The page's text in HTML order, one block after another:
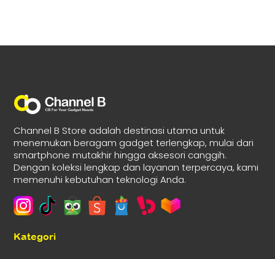
Channel B Store adalah destinasi utama untuk
menemukan beragam gadget terlengkap, mulai dari
smartphone mutakhir hingga aksesori canggih.
Dengan koleksi lengkap dan layanan terpercaya, kami
memenuhi kebutuhan teknologi Anda.
Kategori